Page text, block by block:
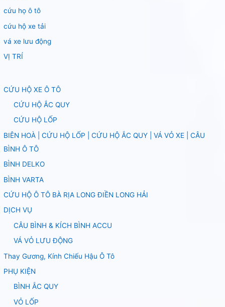
cứu họ ô tô
cứu hộ xe tải
vá xe lưu động
VỊ TRÍ
CỨU HỘ XE Ô TÔ
CỨU HỘ ẮC QUY
CỨU HỘ LỐP
BIÊN HOÀ | CỨU HỘ LỐP | CỨU HỘ ẮC QUY | VÁ VỎ XE | CÂU
BÌNH Ô TÔ
BÌNH DELKO
BÌNH VARTA
CỨU HỘ Ô TÔ BÀ RỊA LONG ĐIỀN LONG HẢI
DỊCH VỤ
CÂU BÌNH & KÍCH BÌNH ACCU
VÁ VỎ LƯU ĐỘNG
Thay Gương, Kính Chiếu Hậu Ô Tô
PHỤ KIỆN
BÌNH ẮC QUY
VỎ LỐP